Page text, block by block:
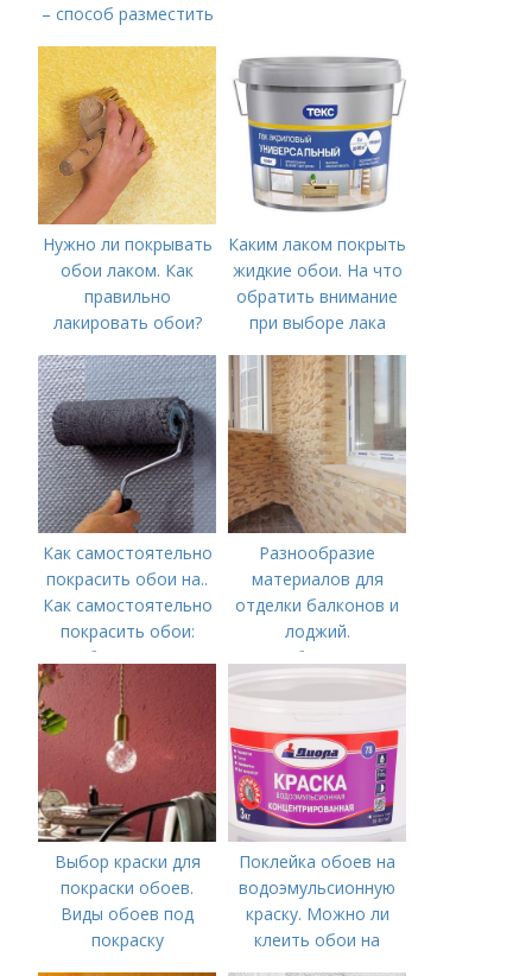
– способ разместить
пачкая обои
Нужно ли покрывать
обои лаком. Как
правильно
лакировать обои?
Каким лаком покрыть
жидкие обои. На что
обратить внимание
при выборе лака
Как самостоятельно
покрасить обои на..
Как самостоятельно
покрасить обои:
выбор краски и
обоев, технология
окрашивания в один
или несколько
цветов
Разнообразие
материалов для
отделки балконов и
лоджий.
Особенности
Выбор краски для
покраски обоев.
Виды обоев под
покраску
Поклейка обоев на
водоэмульсионную
краску. Можно ли
клеить обои на